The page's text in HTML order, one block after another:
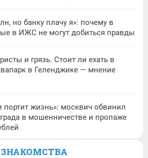
но банку плачу я»: почему в
в ИЖС не могут добиться правды
и грязь. Стоит ли ехать в
в Геленджике — мнение
портит жизнь»: москвич обвинил
в мошенничестве и пропаже
ЗНАКОМСТВА